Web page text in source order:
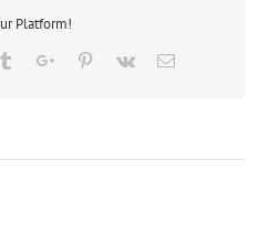
Platform!
TumblrGoogle+Pinterest
Vk Email